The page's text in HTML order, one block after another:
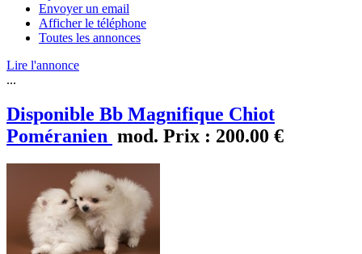
Envoyer un email
Afficher le téléphone
Toutes les annonces
Lire l'annonce
...
Disponible Bb Magnifique Chiot
Poméranien mod. Prix : 200.00 €